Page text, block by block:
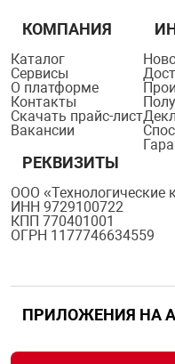
КОМПАНИЯ
Каталог
Сервисы
О платформе
Контакты
Скачать прайс-лист
Вакансии
РЕКВИЗИТЫ
ООО «Технологические
ИНН 9729100722
КПП 770401001
ОГРН 1177746634559
ПРИЛОЖЕНИЯ НА